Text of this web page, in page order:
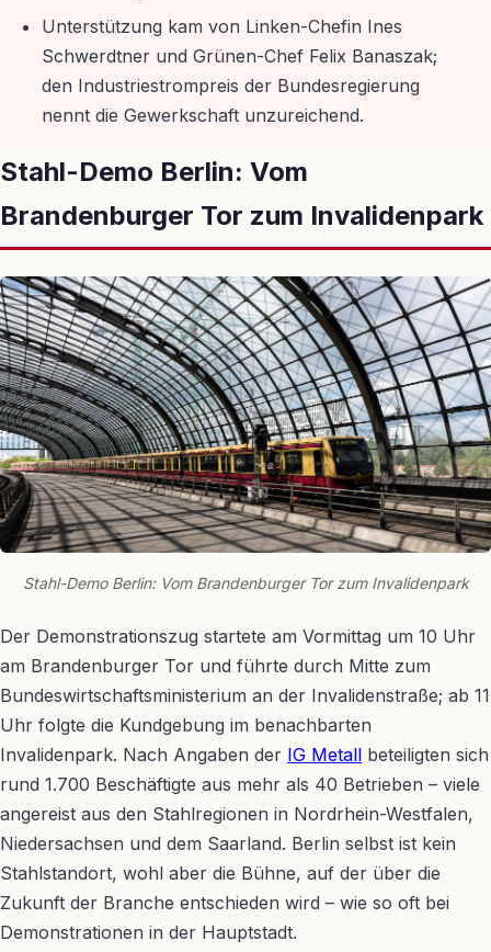
Unterstützung kam von Linken-Chefin Ines
Schwerdtner und Grünen-Chef Felix Banaszak;
den Industriestrompreis der Bundesregierung
nennt die Gewerkschaft unzureichend.
Stahl-Demo Berlin: Vom
Brandenburger Tor zum Invalidenpark
Stahl-Demo Berlin: Vom Brandenburger Tor zum Invalidenpark
Der Demonstrationszug startete am Vormittag um 10 Uhr
am Brandenburger Tor und führte durch Mitte zum
Bundeswirtschaftsministerium an der Invalidenstraße; ab 11
Uhr folgte die Kundgebung im benachbarten
Invalidenpark. Nach Angaben der IG Metall beteiligten sich
rund 1.700 Beschäftigte aus mehr als 40 Betrieben – viele
angereist aus den Stahlregionen in Nordrhein-Westfalen,
Niedersachsen und dem Saarland. Berlin selbst ist kein
Stahlstandort, wohl aber die Bühne, auf der über die
Zukunft der Branche entschieden wird – wie so oft bei
Demonstrationen in der Hauptstadt.